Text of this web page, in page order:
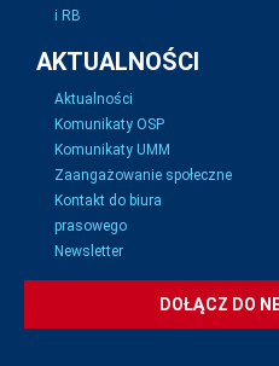
i RB
AKTUALNOŚCI
Aktualności
Komunikaty OSP
Komunikaty UMM
Zaangażowanie społeczne
Kontakt do biura
prasowego
Newsletter
DOŁĄCZ DO